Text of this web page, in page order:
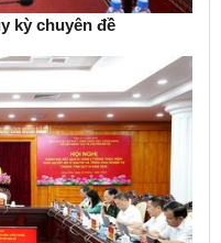
kỳ chuyên đề